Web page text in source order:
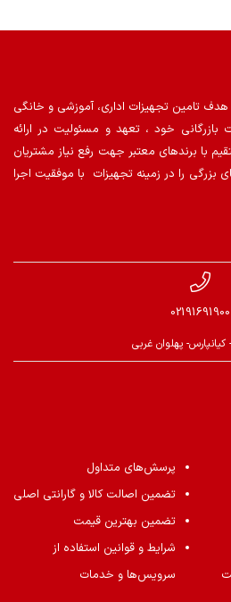
تامین تجهیزات اداری، آموزشی و خانگی
بازرگانی خود ، تعهد و مسئولیت در ارائه
با برندهای معتبر جهت رفع نیاز مشتریان
بزرگی را در زمینه تجهیزات با موفقیت اجرا
02191691900
کیانپارس- پهلوان غربی
پرسش‌های متداول
تضمین اصالت کالا و گارانتی اصلی
تضمین بهترین قیمت
شرایط و قوانین استفاده از
سرویس‌ها و خدمات